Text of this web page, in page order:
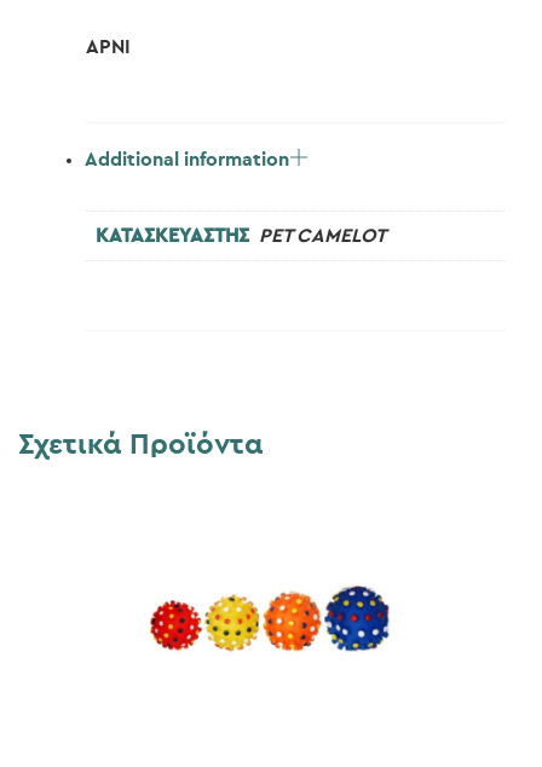
ΑΡΝΙ
Additional information
ΚΑΤΑΣΚΕΥΑΣΤΗΣ PET CAMELOT
Σχετικά Προϊόντα